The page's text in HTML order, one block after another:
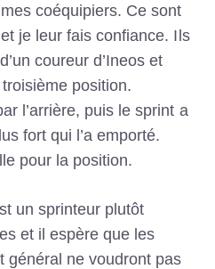
coéquipiers. Ce sont
je leur fais confiance. Ils
coureur d’Ineos et
position.
l’arrière, puis le sprint a
fort qui l’a emporté.
pour la position.
un sprinteur plutôt
et il espère que les
général ne voudront pas